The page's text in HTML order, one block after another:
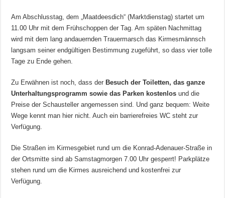
Am Abschlusstag, dem „Maatdeesdich“ (Marktdienstag) startet um
11.00 Uhr mit dem Frühschoppen der Tag. Am späten Nachmittag
wird mit dem lang andauernden Trauermarsch das Kirmesmännsch
langsam seiner endgültigen Bestimmung zugeführt, so dass vier tolle
Tage zu Ende gehen.
Zu Erwähnen ist noch, dass der Besuch der Toiletten, das ganze
Unterhaltungsprogramm sowie das Parken kostenlos und die
Preise der Schausteller angemessen sind. Und ganz bequem: Weite
Wege kennt man hier nicht. Auch ein barrierefreies WC steht zur
Verfügung.
Die Straßen im Kirmesgebiet rund um die Konrad-Adenauer-Straße in
der Ortsmitte sind ab Samstagmorgen 7.00 Uhr gesperrt! Parkplätze
stehen rund um die Kirmes ausreichend und kostenfrei zur
Verfügung.